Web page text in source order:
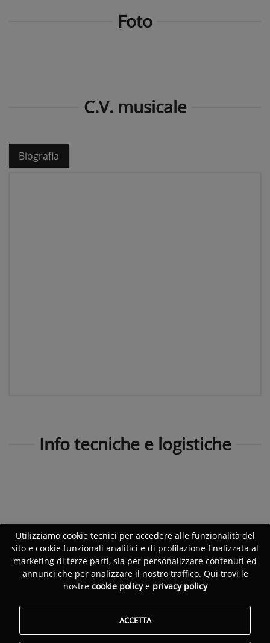
Foto
C.V. musicale
Biografia
Info tecniche e logistiche
Utilizziamo cookie tecnici per accedere alle funzionalità del
sito e cookie funzionali analitici e di profilazione finalizzata al
marketing di terze parti, sia per personalizzare contenuti ed
annunci che per analizzare il nostro traffico. Qui trovi le
nostre cookie policye privacy policy
ACCETTA